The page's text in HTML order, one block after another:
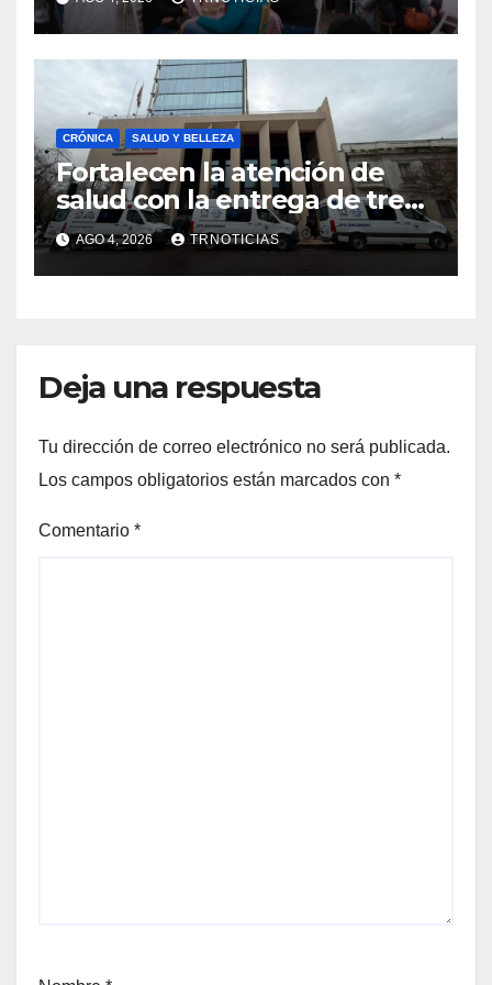
impacto en la hotelería y el
emprendimiento
CRÓNICA SALUD Y BELLEZA
Fortalecen la atención de
salud con la entrega de tres
nuevas ambulancias para
Cauquenes y Sagrada Familia
AGO 4, 2026 TRNOTICIAS
Deja una respuesta
Tu dirección de correo electrónico no será publicada.
Los campos obligatorios están marcados con *
Comentario *